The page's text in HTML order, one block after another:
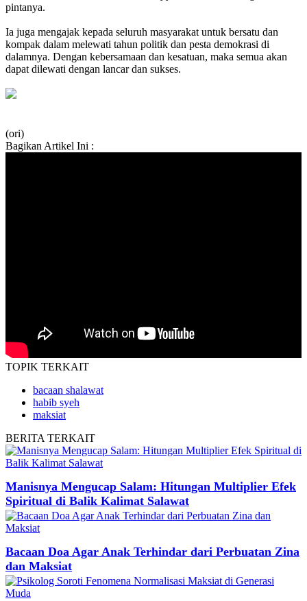
pintanya.
Ia juga mengajak kepada seluruh masyarakat untuk bersatu dan
kompak dalam melewati tahun politik dan pesta demokrasi di
dalamnya. Dengan kebersamaan dan kesatuan, maka semua akan
dapat dilewati dengan lancar dan sukses.
(ori)
Bagikan Artikel Ini :
TOPIK TERKAIT
bacaan shalawat
habib syeh
maksiat
BERITA TERKAIT
Manisnya Mengucap Salam: Hitungan Multiplier Efek
Spiritual di Balik Kalimat Salawat
Bacaan Doa Agar Anak Terhindar dari Perbuatan Zina
dan Maksiat